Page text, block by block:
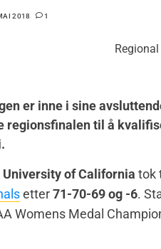
2018 1
er inne i sine
regionsfinalen til å
of California tok
etter71-70-69 og -6.
Womens Medal